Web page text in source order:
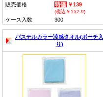
販売価格
￥139
(税込￥152.9)
ケース入数 300
パステルカラー涼感タオル(ポーチ入
り)